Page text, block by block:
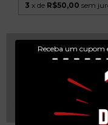
Receba um cupom
3 x de R$50,00 sem